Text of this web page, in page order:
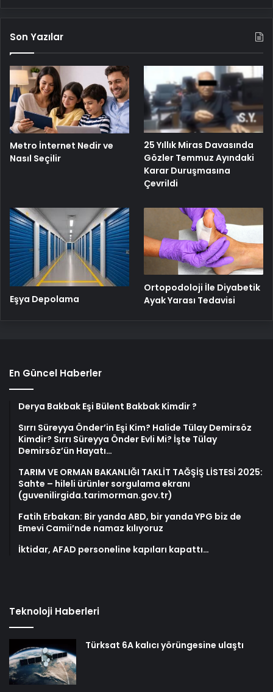
Son Yazılar
Metro İnternet Nedir ve
Nasıl Seçilir
25 Yıllık Miras Davasında
Gözler Temmuz Ayındaki
Karar Duruşmasına
Çevrildi
Eşya Depolama
Ortopodoloji İle Diyabetik
Ayak Yarası Tedavisi
En Güncel Haberler
Derya Bakbak Eşi Bülent Bakbak Kimdir ?
Sırrı Süreyya Önder’in Eşi Kim? Halide Tülay Demirsöz
Kimdir? Sırrı Süreyya Önder Evli Mi? İşte Tülay
Demirsöz’ün Hayatı…
TARIM VE ORMAN BAKANLIĞI TAKLİT TAĞŞİŞ LİSTESİ 2025:
Sahte – hileli ürünler sorgulama ekranı
(guvenilirgida.tarimorman.gov.tr)
Fatih Erbakan: Bir yanda ABD, bir yanda YPG biz de
Emevi Camii’nde namaz kılıyoruz
İktidar, AFAD personeline kapıları kapattı…
Teknoloji Haberleri
Türksat 6A kalıcı yörüngesine ulaştı